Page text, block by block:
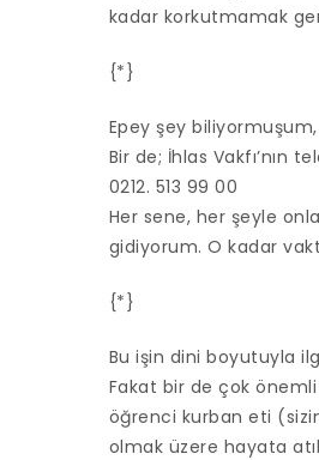
kadar korkutmamak
{*}
Epey şey
Bir de; İhlas Vakfı’nın
0212. 513 99 00
Her sene, her şeyle
gidiyorum. O kadar
{*}
Bu işin dini boyutuyla
Fakat bir de çok
öğrenci kurban eti
olmak üzere hayata